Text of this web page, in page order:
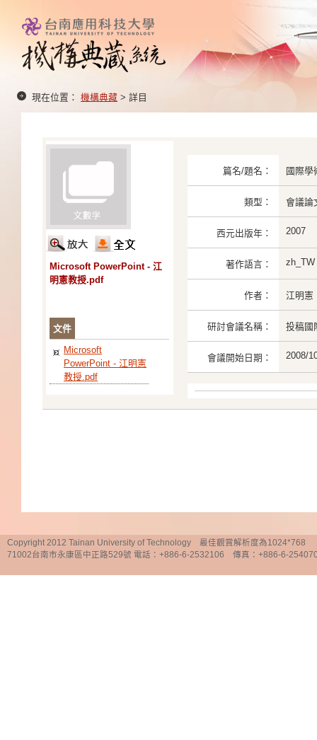
現在位置： 機構典藏 > 詳目
Microsoft PowerPoint - 江
明憲教授.pdf
文件
Microsoft
PowerPoint - 江明憲
教授.pdf
篇名/題名： 國際學
類型： 會議論
西元出版年： 2007
著作語言： zh_TW
作者： 江明憲
研討會議名稱： 投稿國
會議開始日期： 2008/
Copyright 2012 Tainan University of Technology 最佳觀賞解析度為1024*768
71002台南市永康區中正路529號 電話：+886-6-2532106 傳真：+886-6-